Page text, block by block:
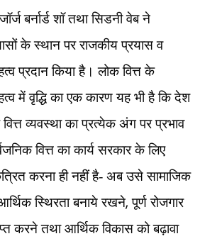
बर्नार्ड शॉ तथा सिडनी वेब ने
के स्थान पर राजकीय प्रयास व
प्रदान किया है। लोक वित्त के
में वृद्धि का एक कारण यह भी है कि देश
व्यवस्था का प्रत्येक अंग पर प्रभाव
वित्त का कार्य सरकार के लिए
करना ही नहीं है- अब उसे सामाजिक
स्थिरता बनाये रखने,पूर्ण रोजगार
करने तथा आर्थिक विकास को बढ़ावा